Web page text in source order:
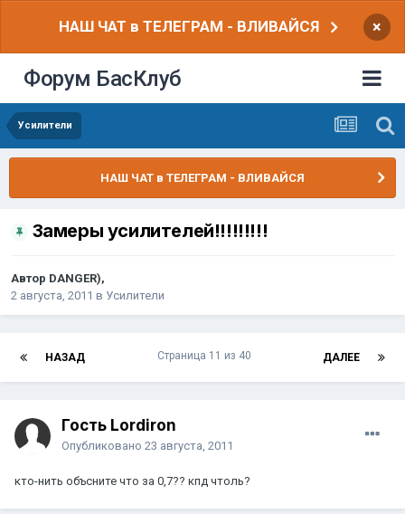
НАШ ЧАТ в ТЕЛЕГРАМ - ВЛИВАЙСЯ ×
Форум БасКлуб
Усилители
НАШ ЧАТ в ТЕЛЕГРАМ - ВЛИВАЙСЯ
Замеры усилителей!!!!!!!!!
Автор DANGER),
2 августа, 2011 в Усилители
НАЗАД ДАЛЕЕ
Страница 11 из 40
Гость Lordiron
Опубликовано 23 августа, 2011
кто-нить объсните что за 0,7?? кпд чтоль?